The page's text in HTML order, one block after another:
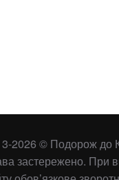
2026 © Подорож до
застережено. При